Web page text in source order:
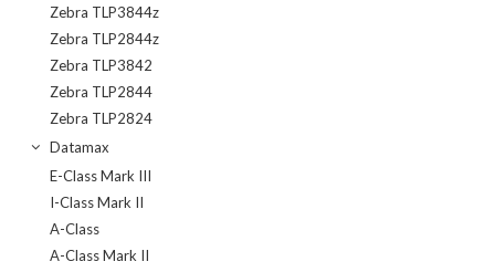
Zebra TLP3844z
Zebra TLP2844z
Zebra TLP3842
Zebra TLP2844
Zebra TLP2824
Datamax
E-Class Mark III
I-Class Mark II
A-Class
A-Class Mark II